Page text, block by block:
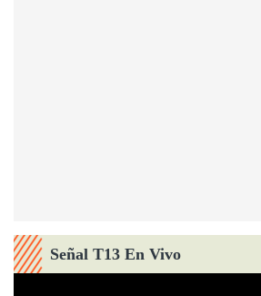
Señal T13 En Vivo